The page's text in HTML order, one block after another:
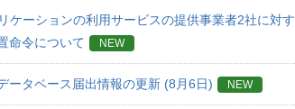
ケーションの利用サービスの提供事業者2社に対す
命令について
NEW
ータベース届出情報の更新 (8月6日) NEW